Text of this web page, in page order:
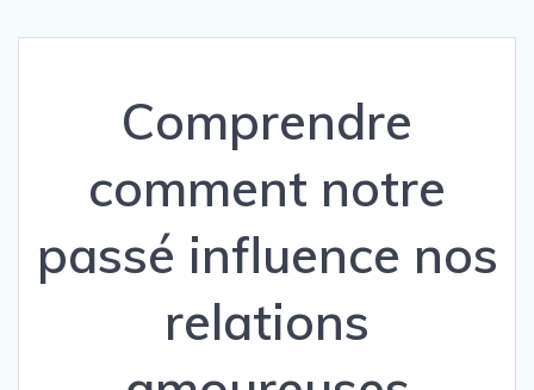
Comprendre
comment notre
passé influence nos
relations